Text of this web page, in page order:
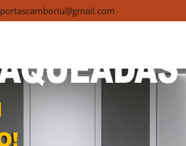
portascamboriu@gmail.comPorta Laqueada Porto Belo